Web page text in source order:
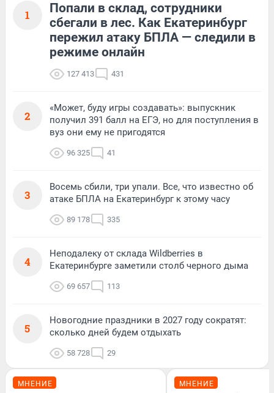
1
Попали в склад, сотрудники
сбегали в лес. Как Екатеринбург
пережил атаку БПЛА — следили в
режиме онлайн
127 413 431
2
«Может, буду игры создавать»: выпускник
получил 391 балл на ЕГЭ, но для поступления в
вуз они ему не пригодятся
96 325 41
3
Восемь сбили, три упали. Все, что известно об
атаке БПЛА на Екатеринбург к этому часу
89 178 335
4
Неподалеку от склада Wildberries в
Екатеринбурге заметили столб черного дыма
69 657 113
5
Новогодние праздники в 2027 году сократят:
сколько дней будем отдыхать
58 728 29
МНЕНИЕ МНЕНИЕ